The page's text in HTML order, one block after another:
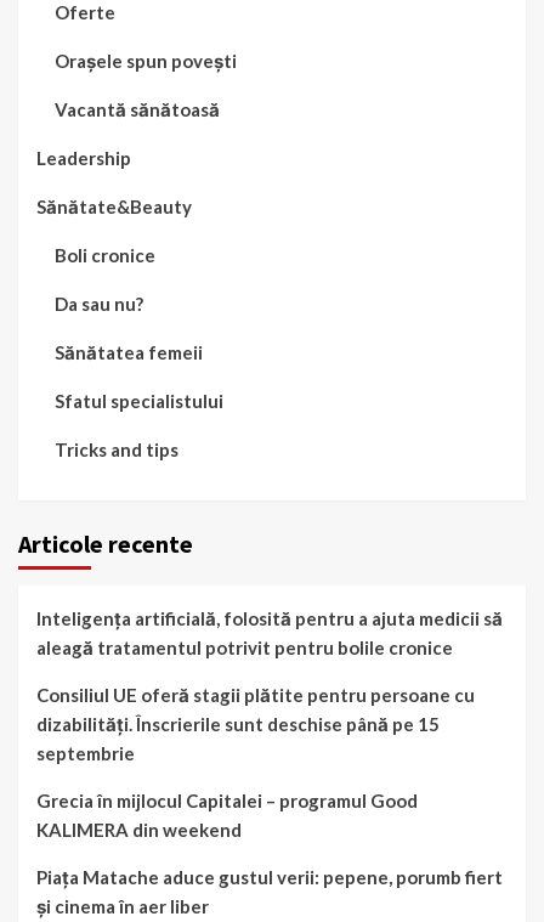
Oferte
Orașele spun povești
Vacantă sănătoasă
Leadership
Sănătate&Beauty
Boli cronice
Da sau nu?
Sănătatea femeii
Sfatul specialistului
Tricks and tips
Articole recente
Inteligența artificială, folosită pentru a ajuta medicii să
aleagă tratamentul potrivit pentru bolile cronice
Consiliul UE oferă stagii plătite pentru persoane cu
dizabilități. Înscrierile sunt deschise până pe 15
septembrie
Grecia în mijlocul Capitalei – programul Good
KALIMERA din weekend
Piața Matache aduce gustul verii: pepene, porumb fiert
și cinema în aer liber